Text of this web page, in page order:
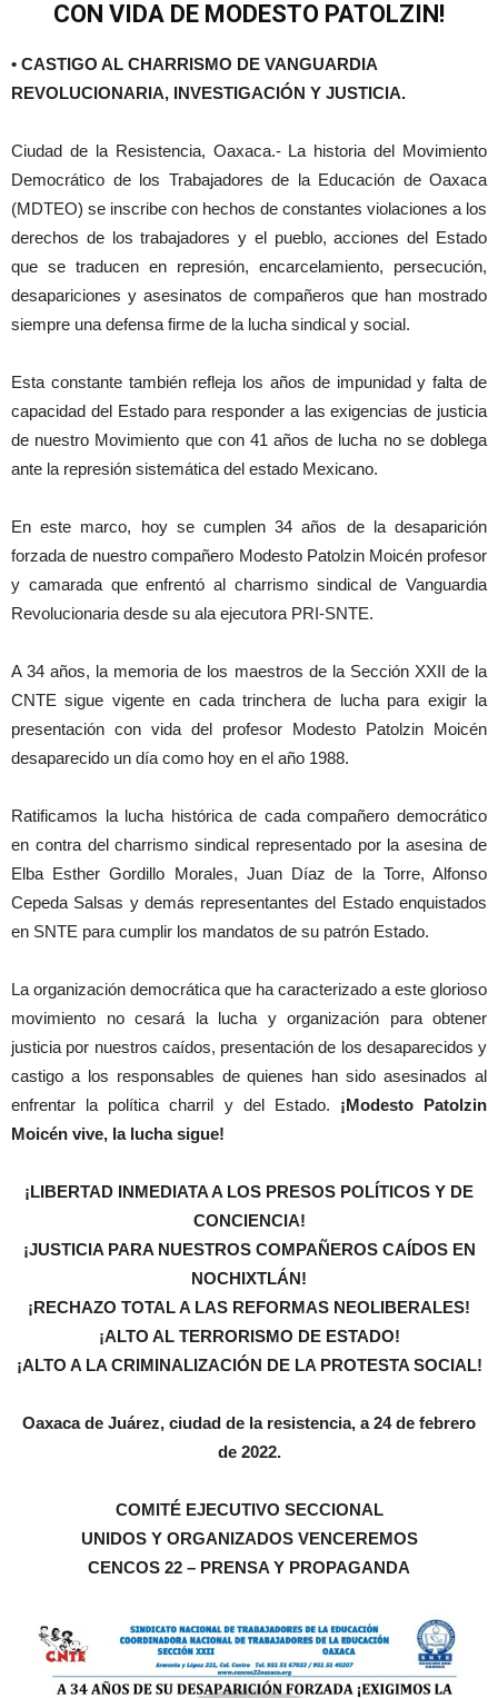
CON VIDA DE MODESTO PATOLZIN!
• CASTIGO AL CHARRISMO DE VANGUARDIA
REVOLUCIONARIA, INVESTIGACIÓN Y JUSTICIA.
Ciudad de la Resistencia, Oaxaca.- La historia del Movimiento
Democrático de los Trabajadores de la Educación de Oaxaca
(MDTEO) se inscribe con hechos de constantes violaciones a los
derechos de los trabajadores y el pueblo, acciones del Estado
que se traducen en represión, encarcelamiento, persecución,
desapariciones y asesinatos de compañeros que han mostrado
siempre una defensa firme de la lucha sindical y social.
Esta constante también refleja los años de impunidad y falta de
capacidad del Estado para responder a las exigencias de justicia
de nuestro Movimiento que con 41 años de lucha no se doblega
ante la represión sistemática del estado Mexicano.
En este marco, hoy se cumplen 34 años de la desaparición
forzada de nuestro compañero Modesto Patolzin Moicén profesor
y camarada que enfrentó al charrismo sindical de Vanguardia
Revolucionaria desde su ala ejecutora PRI-SNTE.
A 34 años, la memoria de los maestros de la Sección XXII de la
CNTE sigue vigente en cada trinchera de lucha para exigir la
presentación con vida del profesor Modesto Patolzin Moicén
desaparecido un día como hoy en el año 1988.
Ratificamos la lucha histórica de cada compañero democrático
en contra del charrismo sindical representado por la asesina de
Elba Esther Gordillo Morales, Juan Díaz de la Torre, Alfonso
Cepeda Salsas y demás representantes del Estado enquistados
en SNTE para cumplir los mandatos de su patrón Estado.
La organización democrática que ha caracterizado a este glorioso
movimiento no cesará la lucha y organización para obtener
justicia por nuestros caídos, presentación de los desaparecidos y
castigo a los responsables de quienes han sido asesinados al
enfrentar la política charril y del Estado. ¡Modesto Patolzin
Moicén vive, la lucha sigue!
¡LIBERTAD INMEDIATA A LOS PRESOS POLÍTICOS Y DE
CONCIENCIA!
¡JUSTICIA PARA NUESTROS COMPAÑEROS CAÍDOS EN
NOCHIXTLÁN!
¡RECHAZO TOTAL A LAS REFORMAS NEOLIBERALES!
¡ALTO AL TERRORISMO DE ESTADO!
¡ALTO A LA CRIMINALIZACIÓN DE LA PROTESTA SOCIAL!
Oaxaca de Juárez, ciudad de la resistencia, a 24 de febrero
de 2022.
COMITÉ EJECUTIVO SECCIONAL
UNIDOS Y ORGANIZADOS VENCEREMOS
CENCOS 22 – PRENSA Y PROPAGANDA